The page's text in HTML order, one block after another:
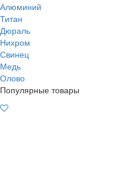
Алюминий
Титан
Дюраль
Нихром
Свинец
Медь
Олово
Популярные товары